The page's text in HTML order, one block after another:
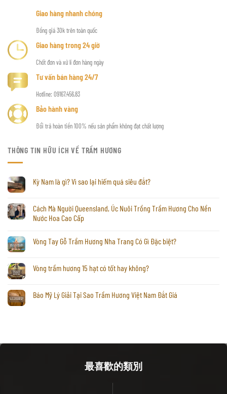
Giao hàng nhanh chóng
Đồng giá 30k trên toàn quốc
Giao hàng trong 24 giờ
Chốt đơn và xử lí đơn hàng ngày
Tư vấn bán hàng 24/7
Hotline: 09167.456.83
Bảo hành vàng
Đổi trả hoàn tiền 100% nếu sản phẩm không đạt chất lượng
THÔNG TIN HỮU ÍCH VỀ TRẦM HƯƠNG
Kỳ Nam là gì? Vì sao lại hiếm quá siêu đắt?
Cách Mà Người Queensland, Úc Nuôi Trồng Trầm Hương Cho Nền
Nước Hoa Cao Cấp
Vòng Tay Gỗ Trầm Hương Nha Trang Có Gì Đặc biệt?
Vòng trầm hương 15 hạt có tốt hay không?
Báo Mỹ Lý Giải Tại Sao Trầm Hương Việt Nam Đắt Giá
最喜歡的類別